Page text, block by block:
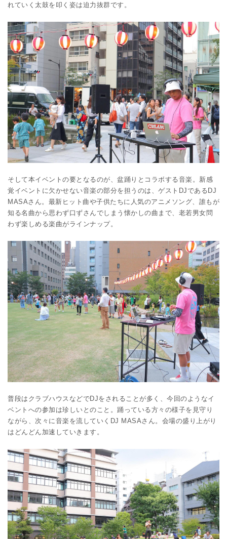
れていく太鼓を叩く姿は迫力抜群です。
そして本イベントの要となるのが、盆踊りとコラボする音楽。新感
覚イベントに欠かせない音楽の部分を担うのは、ゲストDJであるDJ
MASAさん。最新ヒット曲や子供たちに人気のアニメソング、誰もが
知る名曲から思わず口ずさんでしまう懐かしの曲まで、老若男女問
わず楽しめる楽曲がラインナップ。
普段はクラブハウスなどでDJをされることが多く、今回のようなイ
ベントへの参加は珍しいとのこと。踊っている方々の様子を見守り
ながら、次々に音楽を流していくDJ MASAさん。会場の盛り上がり
はどんどん加速していきます。